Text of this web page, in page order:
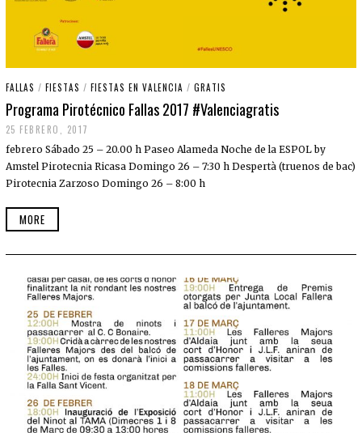
FALLAS / FIESTAS / FIESTAS EN VALENCIA / GRATIS
Programa Pirotécnico Fallas 2017 #Valenciagratis
25 FEBRERO, 2017
febrero Sábado 25 – 20.00 h Paseo Alameda Noche de la ESPOL by
Amstel Pirotecnia Ricasa Domingo 26 – 7:30 h Despertà (truenos de bac)
Pirotecnia Zarzoso Domingo 26 – 8:00 h
MORE